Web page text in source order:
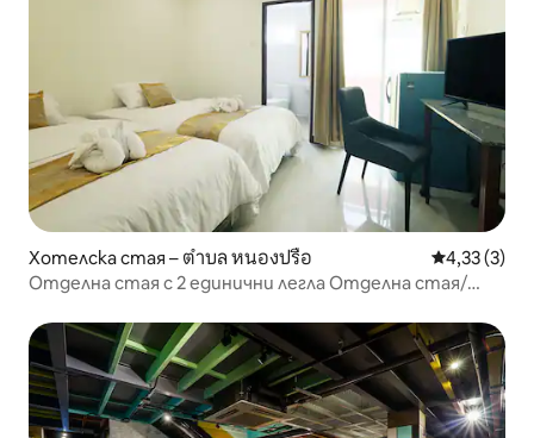
Хотелска стая – ตำบล หนองปรือ Средна
4,33 (3)
Отделна стая с 2 единични легла Отделна стая/